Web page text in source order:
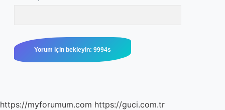
https://myforumum.com https://guci.com.tr